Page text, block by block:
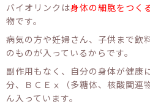
バイオリンクは身体の細胞をつく
物です。
病気の方や妊婦さん、子供まで飲
のものが入っているからです。
副作用もなく、自分の身体が健康
分、ＢＣＥⅹ（多糖体、核酸関連
ん入っています。